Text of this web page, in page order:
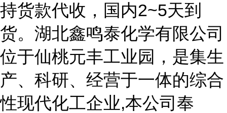
持货款代收，国内2~5天到
货。湖北鑫鸣泰化学有限公司
位于仙桃元丰工业园，是集生
产、科研、经营于一体的综合
性现代化工企业,本公司奉